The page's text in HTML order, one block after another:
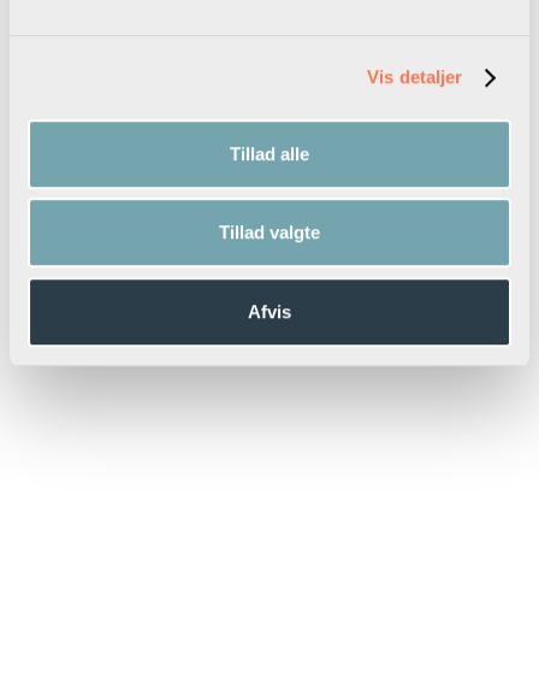
Vis detaljer
Tillad alle
Tillad valgte
Afvis